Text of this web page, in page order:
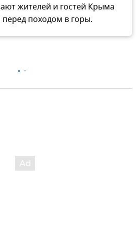
жителей и гостей Крыма
перед походом в горы.